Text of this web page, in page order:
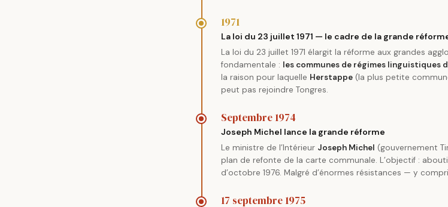
1971
La loi du 23 juillet 1971 — le cadre de la grande
La loi du 23 juillet 1971 élargit la réforme aux grandes
fondamentale : les communes de régimes linguistiques
la raison pour laquelle Herstappe (la plus petite
peut pas rejoindre Tongres.
Septembre 1974
Joseph Michel lance la grande réforme
Le ministre de l’Intérieur Joseph Michel (gouvernement
plan de refonte de la carte communale. L’objectif :
d’octobre 1976. Malgré d’énormes résistances — y
17 septembre 1975